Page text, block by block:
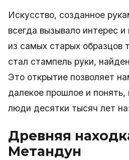
Искусство, созданное
всегда вызывало интерес
из самых старых образцов
стал стампель руки,
Это открытие позволяет
далекое прошлое и понять,
люди десятки тысяч лет
Древняя
Метандун